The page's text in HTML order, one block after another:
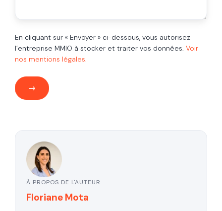
En cliquant sur « Envoyer » ci-dessous, vous autorisez
l’entreprise MMIO à stocker et traiter vos données. Voir
nos mentions légales.
À PROPOS DE L'AUTEUR
Floriane Mota